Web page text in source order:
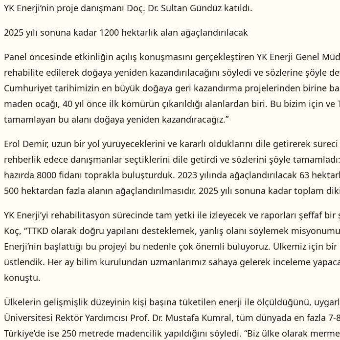
YK Enerji’nin proje danışmanı Doç. Dr. Sultan Gündüz katıldı.
2025 yılı sonuna kadar 1200 hektarlık alan ağaçlandırılacak
Panel öncesinde etkinliğin açılış konuşmasını gerçekleştiren YK Enerji Genel
rehabilite edilerek doğaya yeniden kazandırılacağını söyledi ve sözlerine şöyle
Cumhuriyet tarihimizin en büyük doğaya geri kazandırma projelerinden birine
maden ocağı, 40 yıl önce ilk kömürün çıkarıldığı alanlardan biri. Bu bizim için
tamamlayan bu alanı doğaya yeniden kazandıracağız.”
Erol Demir, uzun bir yol yürüyeceklerini ve kararlı olduklarını dile getirerek
rehberlik edece danışmanlar seçtiklerini dile getirdi ve sözlerini şöyle
hazırda 8000 fidanı toprakla buluşturduk. 2023 yılında ağaçlandırılacak 63
500 hektardan fazla alanın ağaçlandırılmasıdır. 2025 yılı sonuna kadar toplam
YK Enerji’yi rehabilitasyon sürecinde tam yetki ile izleyecek ve raporları şeffaf
Koç, “TTKD olarak doğru yapılanı desteklemek, yanlış olanı söylemek
Enerji’nin başlattığı bu projeyi bu nedenle çok önemli buluyoruz. Ülkemiz için
üstlendik. Her ay bilim kurulundan uzmanlarımız sahaya gelerek inceleme
konuştu.
Ülkelerin gelişmişlik düzeyinin kişi başına tüketilen enerji ile ölçüldüğünü,
Üniversitesi Rektör Yardımcısı Prof. Dr. Mustafa Kumral, tüm dünyada en fazla
Türkiye’de ise 250 metrede madencilik yapıldığını söyledi. “Biz ülke olarak